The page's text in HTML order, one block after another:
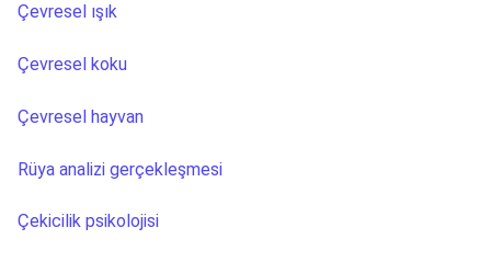
Çevresel ışık
Çevresel koku
Çevresel hayvan
Rüya analizi gerçekleşmesi
Çekicilik psikolojisi